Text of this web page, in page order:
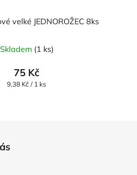
velké JEDNOROŽEC 8ks
Skladem (1 ks)
75 Kč
Měrná
9,38 Kč / 1 ks